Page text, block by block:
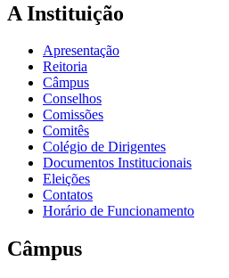
A Instituição
Apresentação
Reitoria
Câmpus
Conselhos
Comissões
Comitês
Colégio de Dirigentes
Documentos Institucionais
Eleições
Contatos
Horário de Funcionamento
Câmpus